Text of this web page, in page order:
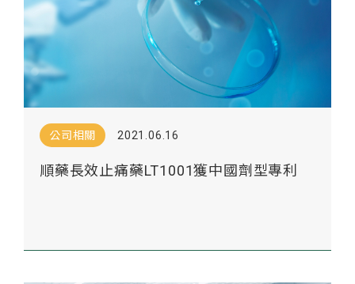
公司相關 2021.06.16
順藥長效止痛藥LT1001獲中國劑型專利